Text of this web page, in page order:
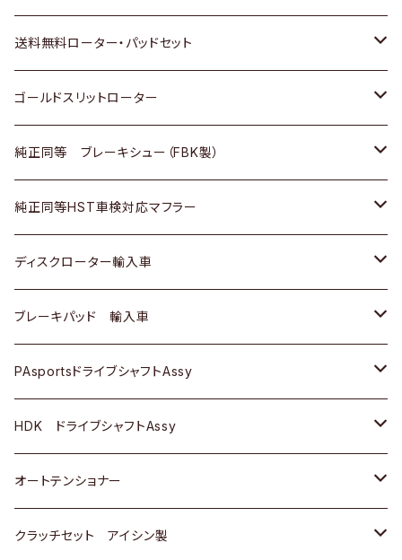
日野
三菱ふそう
ＢＭＷ
日野
三菱ふそう
三菱ふそう
その他
三菱
スバル
ダイハツ
マツダ
三菱
スバル
マツダ
三菱
日産
ダイハツ
マツダ
三菱
スバル
スズキ
日産
いすゞ
ダイハツ
マツダ
三菱
スバル
ＢＥＮＺ
ホンダ
スズキ
日産
ダイハツ
マツダ
三菱
スバル
トヨタ
ホンダ
日産
いすゞ
ダイハツ
マツダ
三菱
スバル
送料無料ローター・パッドセット
トヨタ
ホンダ
スズキ
日産
ダイハツ
マツダ
三菱
スバル
ゴールドスリットローター
トヨタ
ホンダ
スズキ
日産
ダイハツ
マツダ
三菱
スバル
純正同等 ブレーキシュー（FBK製）
ホンダ
スズキ
日産
ダイハツ
マツダ
三菱
スバル
純正同等HST車検対応マフラー
トヨタ
ホンダ
スズキ
日産
いすゞ
ダイハツ
ディスクローター輸入車
ＡＵＤＩ
ＢＥＮＺ
ＢＭＷ
GOLF
ＷＡＧＥＮ
ブレーキパッド 輸入車
ＢＥＮＺ
ＢＭＷ
ＷＡＧＥＮ
ＶＯＬＶＯ
PAsportsドライブシャフトAssy
トヨタ
ホンダ
スズキ
HDK ドライブシャフトAssy
スズキ
ダイハツ
オートテンショナー
トヨタ
クラッチセット アイシン製